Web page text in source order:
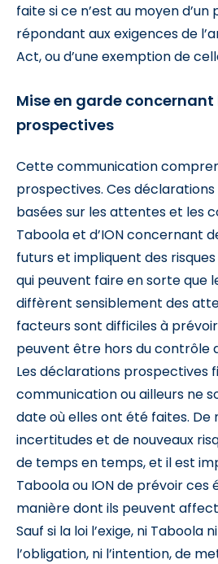
faite si ce n’est au moyen
répondant aux exigences de
Act, ou d’une exemption de
Mise en garde
prospectives
Cette communication
prospectives. Ces
basées sur les attentes et les
Taboola et d’ION concernant
futurs et impliquent des
qui peuvent faire en sorte que
diffèrent sensiblement des
facteurs sont difficiles à
peuvent être hors du contrôle
Les déclarations prospectives
communication ou ailleurs ne
date où elles ont été faites. De
incertitudes et de nouveaux
de temps en temps, et il est
Taboola ou ION de prévoir ces
manière dont ils peuvent
Sauf si la loi l’exige, ni Taboola
l’obligation, ni l’intention, de